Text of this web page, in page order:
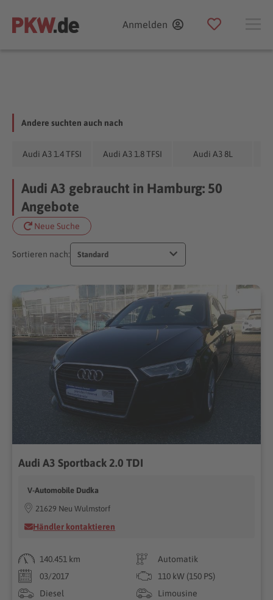
Anmelden
Andere suchten auch nach
Audi A3 1.4 TFSI Audi A3 1.8 TFSI Audi A3 8L
Audi A3 gebraucht in Hamburg: 50
Angebote
Neue Suche
Sortieren nach: Standard
Audi A3 Sportback 2.0 TDI
V-Automobile Dudka
21629 Neu Wulmstorf
Händler kontaktieren
140.451 km
Automatik
03/2017
110 kW (150 PS)
Diesel
Limousine